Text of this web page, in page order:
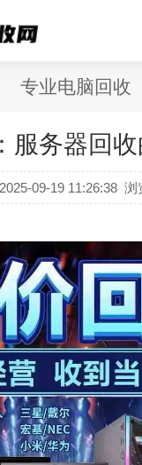
专业电脑回收
服务器回
09-19 11:26:38 浏